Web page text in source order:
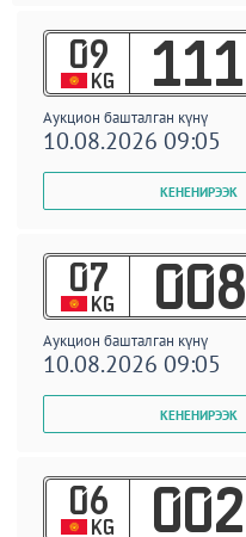
09
KG 111
Аукцион башталган күнү
10.08.2026 09:05
07
KG 008
Аукцион башталган күнү
10.08.2026 09:05
06
KG 002